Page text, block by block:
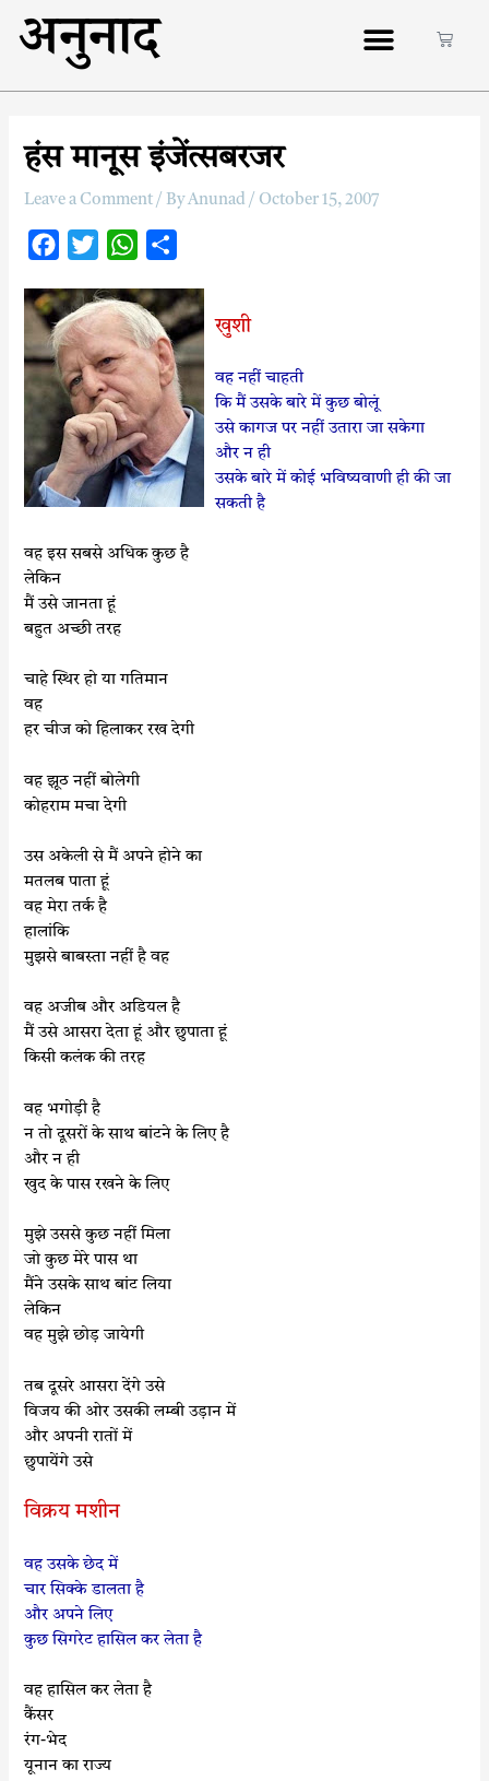
अनुनाद
हंस मानूस इंजेंत्सबरजर
Leave a Comment / ByAnunad/ October 15, 2007
c
e
b
o
o
k
i
t
t
e
r
W
a
t
s
A
p
p
a
r
e
खुशी
वह नहीं चाहती
कि मैं उसके बारे में कुछ बोलूं
उसे कागज पर नहीं उतारा जा सकेगा
और न ही
उसके बारे में कोई भविष्यवाणी ही की जा
सकती है
वह इस सबसे अधिक कुछ है
लेकिन
मैं उसे जानता हूं
बहुत अच्छी तरह
चाहे स्थिर हो या गतिमान
वह
हर चीज को हिलाकर रख देगी
वह झूठ नहीं बोलेगी
कोहराम मचा देगी
उस अकेली से मैं अपने होने का
मतलब पाता हूं
वह मेरा तर्क है
हालांकि
मुझसे बाबस्ता नहीं है वह
वह अजीब और अडियल है
मैं उसे आसरा देता हूं और छुपाता हूं
किसी कलंक की तरह
वह भगोड़ी है
न तो दूसरों के साथ बांटने के लिए है
और न ही
खुद के पास रखने के लिए
मुझे उससे कुछ नहीं मिला
जो कुछ मेरे पास था
मैंने उसके साथ बांट लिया
लेकिन
वह मुझे छोड़ जायेगी
तब दूसरे आसरा देंगे उसे
विजय की ओर उसकी लम्बी उड़ान में
और अपनी रातों में
छुपायेंगे उसे
विक्रय मशीन
वह उसके छेद में
चार सिक्के डालता है
और अपने लिए
कुछ सिगरेट हासिल कर लेता है
वह हासिल कर लेता है
कैंसर
रंग-भेद
यूनान का राज्य